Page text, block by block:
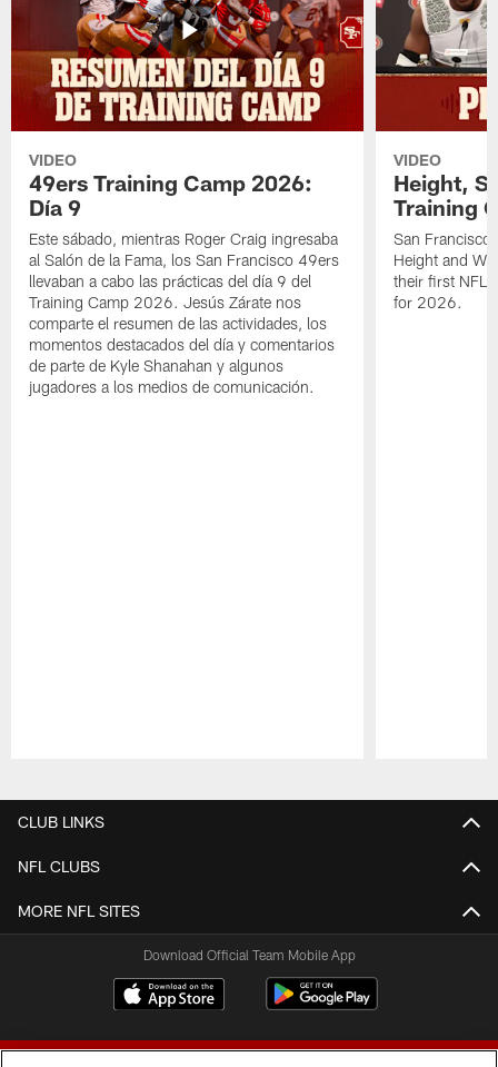
VIDEO
49ers Training Camp 2026:
Día 9
Este sábado, mientras Roger Craig ingresaba
al Salón de la Fama, los San Francisco 49ers
llevaban a cabo las prácticas del día 9 del
Training Camp 2026. Jesús Zárate nos
comparte el resumen de las actividades, los
momentos destacados del día y comentarios
de parte de Kyle Shanahan y algunos
jugadores a los medios de comunicación.
VIDEO
Height,
Training
San Francisco
Height and
their first NFL
for 2026.
CLUB LINKS
NFL CLUBS
MORE NFL SITES
Download Official Team Mobile App